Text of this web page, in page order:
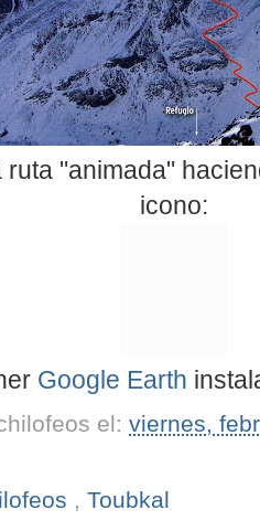
ruta "animada"
icono:
Google Earth
el: viernes,
, Toubkal